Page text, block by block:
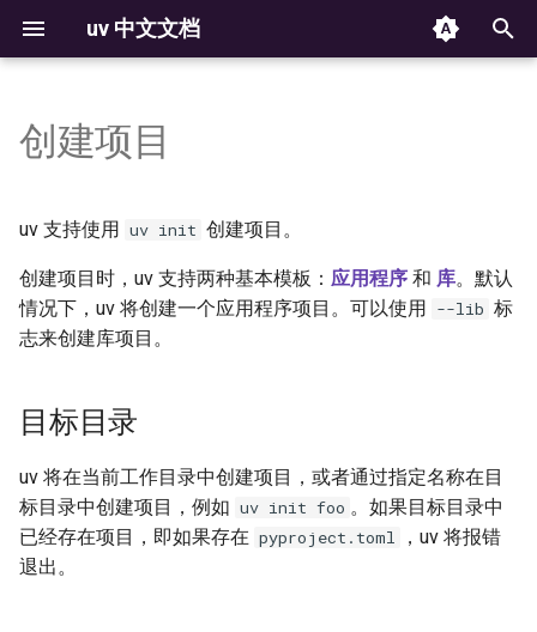
uv 中文文档
在
初
索
擎
安装
入门
功能介绍
获取帮助
安装 Python
运行脚本
使用工具
项目开发
marimo 集成
PyTorch 集成
目标目录
应用程序
打包应用程序
库
配置文件
环境变量
身份认证
包索引
使用环境
管理包
检查环境
声明依赖
命令
设置
故障排查
解析器
许可证
创建项目
uv 支持使用 uv init 创建项目。
创建项目时，uv 支持两种基本模板： 应用程序 和 库。默认
情况下，uv 将创建一个应用程序项目。可以使用 --lib 标
志来创建库项目。
目标目录
uv 将在当前工作目录中创建项目，或者通过指定名称在目
标目录中创建项目，例如 uv init foo 。如果目标目录中
已经存在项目，即如果存在 pyproject.toml
，uv 将报错
退出。